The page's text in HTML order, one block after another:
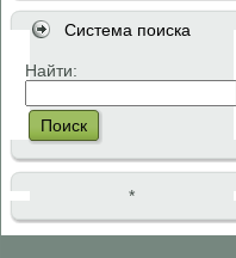
Система поиска
Найти:
Поиск
*